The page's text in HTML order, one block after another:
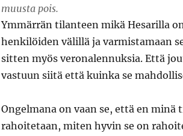
muusta pois.
Ymmärrän tilanteen mikä Hesarilla
henkilöiden välillä ja varmistamaan
sitten myös veronalennuksia. Että
vastuun siitä että kuinka se
Ongelmana on vaan se, että en
rahoitetaan, miten hyvin se on